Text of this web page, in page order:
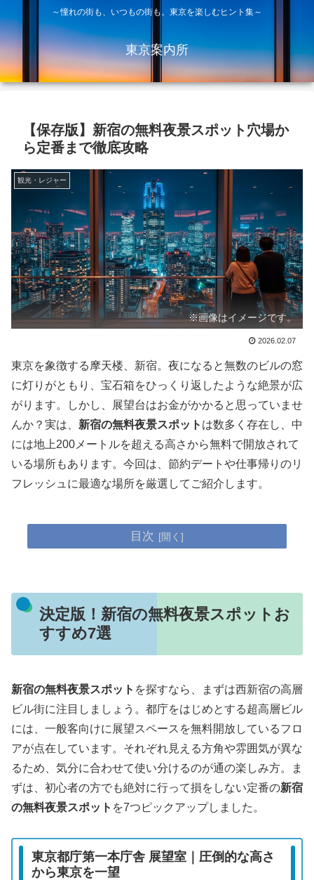
～憧れの街も、いつもの街も。東京を楽しむヒント集～
東京案内所
【保存版】新宿の無料夜景スポット穴場か
ら定番まで徹底攻略
観光・レジャー
※画像はイメージです。
2026.02.07
東京を象徴する摩天楼、新宿。夜になると無数のビルの窓
に灯りがともり、宝石箱をひっくり返したような絶景が広
がります。しかし、展望台はお金がかかると思っていませ
んか？実は、 新宿の無料夜景スポット は数多く存在し、中
には地上200メートルを超える高さから無料で開放されて
いる場所もあります。今回は、節約デートや仕事帰りのリ
フレッシュに最適な場所を厳選してご紹介します。
目次
決定版！新宿の無料夜景スポットお
すすめ7選
新宿の無料夜景スポット を探すなら、まずは西新宿の高層
ビル街に注目しましょう。都庁をはじめとする超高層ビル
には、一般客向けに展望スペースを無料開放しているフロ
アが点在しています。それぞれ見える方角や雰囲気が異な
るため、気分に合わせて使い分けるのが通の楽しみ方。ま
ずは、初心者の方でも絶対に行って損をしない定番の新宿
の無料夜景スポット を7つピックアップしました。
東京都庁第一本庁舎 展望室｜圧倒的な高さ
から東京を一望